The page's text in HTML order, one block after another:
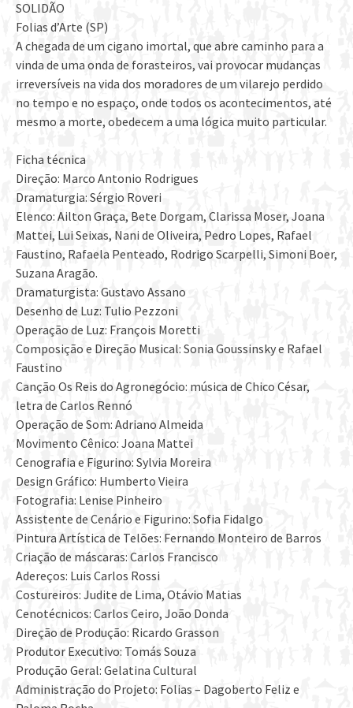
SOLIDÃO
Folias d’Arte (SP)
A chegada de um cigano imortal, que abre caminho para a
vinda de uma onda de forasteiros, vai provocar mudanças
irreversíveis na vida dos moradores de um vilarejo perdido
no tempo e no espaço, onde todos os acontecimentos, até
mesmo a morte, obedecem a uma lógica muito particular.
Ficha técnica
Direção: Marco Antonio Rodrigues
Dramaturgia: Sérgio Roveri
Elenco: Ailton Graça, Bete Dorgam, Clarissa Moser, Joana
Mattei, Lui Seixas, Nani de Oliveira, Pedro Lopes, Rafael
Faustino, Rafaela Penteado, Rodrigo Scarpelli, Simoni Boer,
Suzana Aragão.
Dramaturgista: Gustavo Assano
Desenho de Luz: Tulio Pezzoni
Operação de Luz: François Moretti
Composição e Direção Musical: Sonia Goussinsky e Rafael
Faustino
Canção Os Reis do Agronegócio: música de Chico César,
letra de Carlos Rennó
Operação de Som: Adriano Almeida
Movimento Cênico: Joana Mattei
Cenografia e Figurino: Sylvia Moreira
Design Gráfico: Humberto Vieira
Fotografia: Lenise Pinheiro
Assistente de Cenário e Figurino: Sofia Fidalgo
Pintura Artística de Telões: Fernando Monteiro de Barros
Criação de máscaras: Carlos Francisco
Adereços: Luis Carlos Rossi
Costureiros: Judite de Lima, Otávio Matias
Cenotécnicos: Carlos Ceiro, João Donda
Direção de Produção: Ricardo Grasson
Produtor Executivo: Tomás Souza
Produção Geral: Gelatina Cultural
Administração do Projeto: Folias – Dagoberto Feliz e